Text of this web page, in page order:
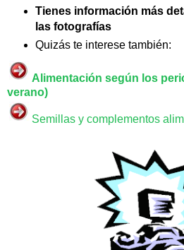
Tienesinformación más
las fotografías
Quizás te interese también:
Alimentación según los
verano)
Semillas y complementos